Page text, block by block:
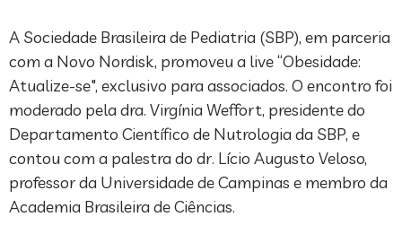
A Sociedade Brasileira de Pediatria (SBP), em parceria
com a Novo Nordisk, promoveu a live “Obesidade:
Atualize-se", exclusivo para associados. O encontro foi
moderado pela dra. Virgínia Weffort, presidente do
Departamento Científico de Nutrologia da SBP, e
contou com a palestra do dr. Lício Augusto Veloso,
professor da Universidade de Campinas e membro da
Academia Brasileira de Ciências.